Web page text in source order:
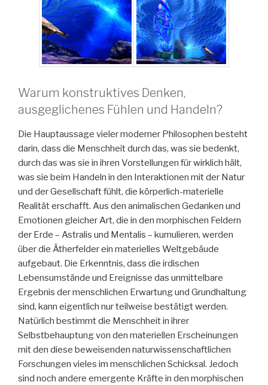
Warum konstruktives Denken,
ausgeglichenes Fühlen und Handeln?
Die Hauptaussage vieler moderner Philosophen besteht
darin, dass die Menschheit durch das, was sie bedenkt,
durch das was sie in ihren Vorstellungen für wirklich hält,
was sie beim Handeln in den Interaktionen mit der Natur
und der Gesellschaft fühlt, die körperlich-materielle
Realität erschafft. Aus den animalischen Gedanken und
Emotionen gleicher Art, die in den morphischen Feldern
der Erde – Astralis und Mentalis – kumulieren, werden
über die Ätherfelder ein materielles Weltgebäude
aufgebaut. Die Erkenntnis, dass die irdischen
Lebensumstände und Ereignisse das unmittelbare
Ergebnis der menschlichen Erwartung und Grundhaltung
sind, kann eigentlich nur teilweise bestätigt werden.
Natürlich bestimmt die Menschheit in ihrer
Selbstbehauptung von den materiellen Erscheinungen
mit den diese beweisenden naturwissenschaftlichen
Forschungen vieles im menschlichen Schicksal. Jedoch
sind noch andere emergente Kräfte in den morphischen